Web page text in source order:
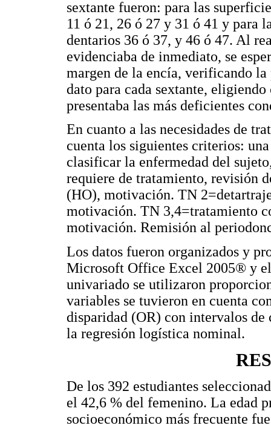
sextante fueron: para las
11 ó 21, 26 ó 27 y 31 ó 41 y para
dentarios 36 ó 37, y 46 ó 47. Al
evidenciaba de inmediato, se
margen de la encía, verificando la
dato para cada sextante,
presentaba las más deficientes
En cuanto a las necesidades de
cuenta los siguientes criterios:
clasificar la enfermedad del
requiere de tratamiento, revisión
(HO), motivación. TN
motivación. TN 3,4=tratamiento
motivación. Remisión al
Los datos fueron organizados y
Microsoft Office Excel 2005® y
univariado se utilizaron
variables se tuvieron en cuenta
disparidad (OR) con intervalos
la regresión logística nominal.
De los 392 estudiantes
el 42,6 % del femenino. La edad
socioeconómico más frecuente